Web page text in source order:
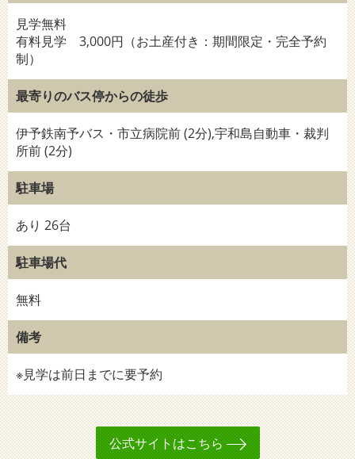
見学無料
有料見学 3,000円（お土産付き：期間限定・完全予約
制）
最寄りのバス停からの徒歩
伊予鉄南予バス・市立病院前 (2分),宇和島自動車・裁判
所前 (2分)
駐車場
あり 26台
駐車場代
無料
備考
※見学は前日までに要予約
公式サイトはこちら